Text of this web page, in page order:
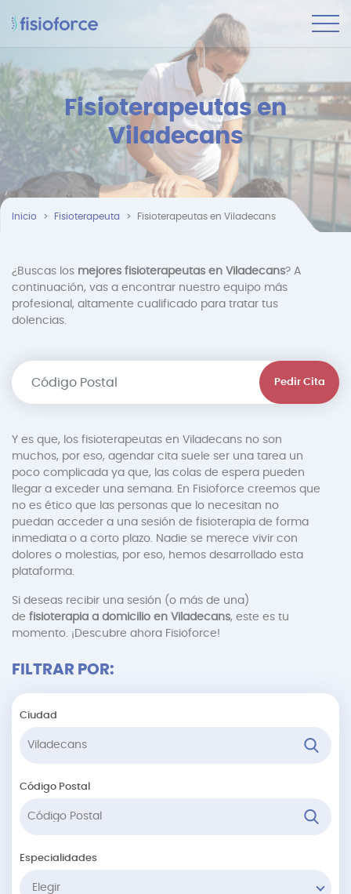
Fisioterapeutas en
Viladecans
Inicio Fisioterapeuta Fisioterapeutas en Viladecans
¿Buscas los mejores fisioterapeutas en Viladecans? A
continuación, vas a encontrar nuestro equipo más
profesional, altamente cualificado para tratar tus
dolencias.
Pedir Cita
Y es que, los fisioterapeutas en Viladecans no son
muchos, por eso, agendar cita suele ser una tarea un
poco complicada ya que, las colas de espera pueden
llegar a exceder una semana. En Fisioforce creemos que
no es ético que las personas que lo necesitan no
puedan acceder a una sesión de fisioterapia de forma
inmediata o a corto plazo. Nadie se merece vivir con
dolores o molestias, por eso, hemos desarrollado esta
plataforma.
Si deseas recibir una sesión (o más de una)
de fisioterapia a domicilio en Viladecans, este es tu
momento. ¡Descubre ahora Fisioforce!
FILTRAR POR:
Ciudad
Código Postal
Especialidades
Elegir